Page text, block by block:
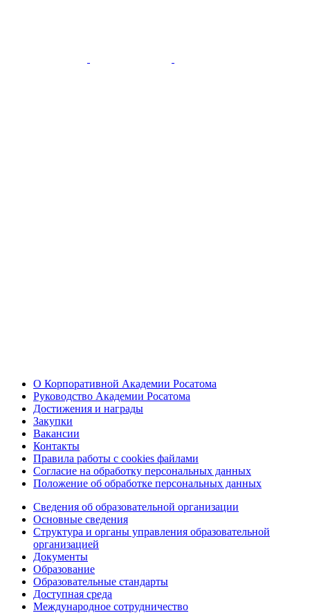
О Корпоративной Академии Росатома
Руководство Академии Росатома
Достижения и награды
Закупки
Вакансии
Контакты
Правила работы с cookies файлами
Согласие на обработку персональных данных
Положение об обработке персональных данных
Сведения об образовательной организации
Основные сведения
Структура и органы управления образовательной
организацией
Документы
Образование
Образовательные стандарты
Доступная среда
Международное сотрудничество